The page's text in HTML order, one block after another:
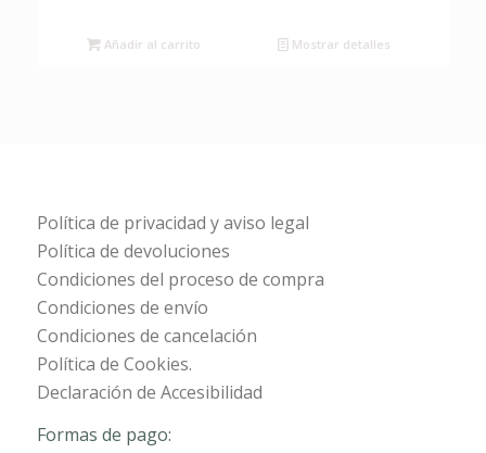
Añadir al carrito Mostrar detalles
Política de privacidad y aviso legal
Política de devoluciones
Condiciones del proceso de compra
Condiciones de envío
Condiciones de cancelación
Política de Cookies.
Declaración de Accesibilidad
Formas de pago: